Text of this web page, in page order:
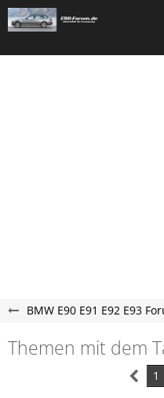
"
BMW E90 E91 E92 E93
Themen mit dem
1